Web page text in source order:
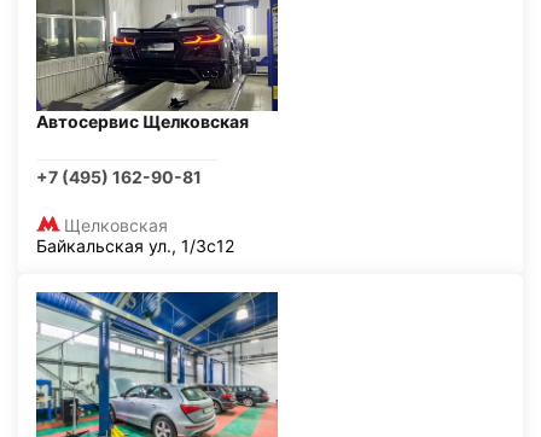
Автосервис Щелковская
+7 (495) 162-90-81
Щелковская
Байкальская ул., 1/3с12